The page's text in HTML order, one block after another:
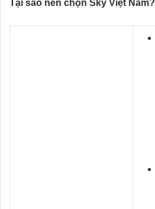
Tại sao nên chọn Sky Việt Nam?